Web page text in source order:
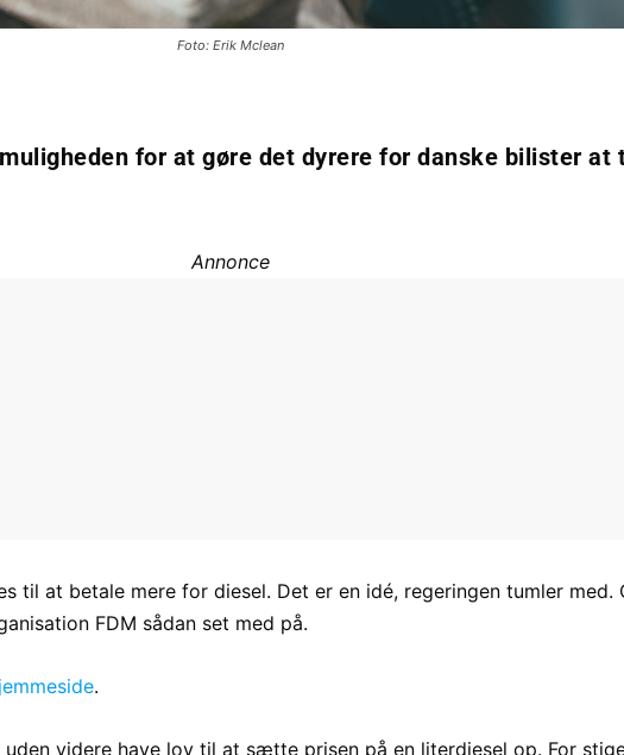
Foto: Erik Mclean
for at gøre det dyrere for danske bilister at
Annonce
til at betale mere for diesel. Det er en idé, regeringen tumler med.
FDM sådan set med på.
.
uden videre have lov til at sætte prisen på en literdiesel op. For